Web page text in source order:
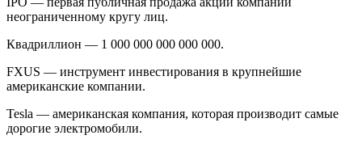
неограниченному кругу лиц.
Квадриллион — 1 000 000 000 000 000.
FXUS — инструмент инвестирования в крупнейшие
американские компании.
Tesla — американская компания, которая производит самые
дорогие электромобили.